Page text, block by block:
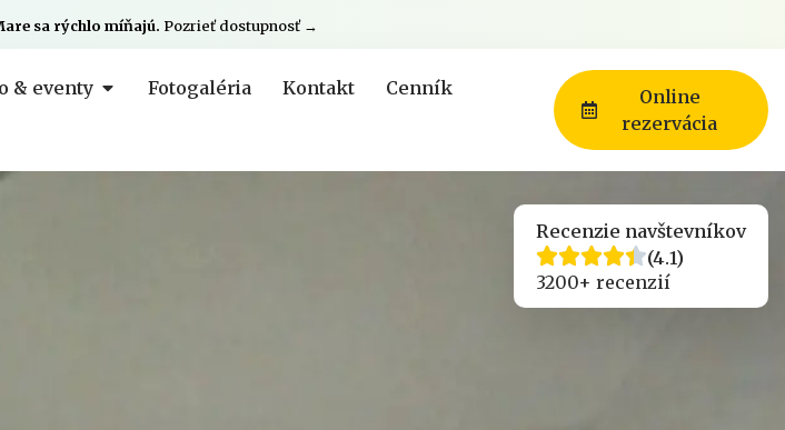
sa rýchlo míňajú. Pozrieť dostupnosť →
& eventy Fotogaléria Kontakt Cenník
Online
rezervácia
Recenzie navštevníkov
(4.1)
3200+ recenzií